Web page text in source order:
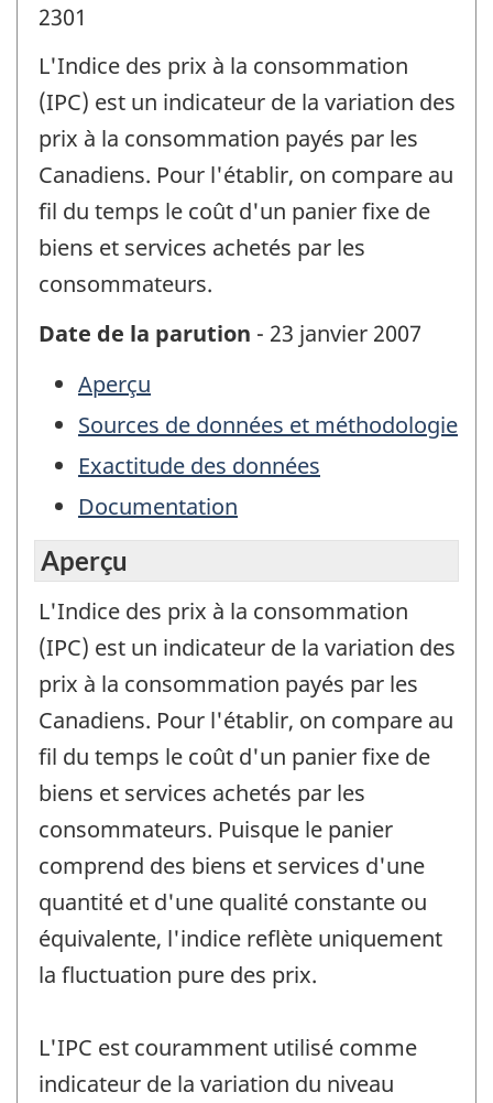
2301
L'Indice des prix à la consommation
(IPC) est un indicateur de la variation des
prix à la consommation payés par les
Canadiens. Pour l'établir, on compare au
fil du temps le coût d'un panier fixe de
biens et services achetés par les
consommateurs.
Date de la parution - 23 janvier 2007
Aperçu
Sources de données et méthodologie
Exactitude des données
Documentation
Aperçu
L'Indice des prix à la consommation
(IPC) est un indicateur de la variation des
prix à la consommation payés par les
Canadiens. Pour l'établir, on compare au
fil du temps le coût d'un panier fixe de
biens et services achetés par les
consommateurs. Puisque le panier
comprend des biens et services d'une
quantité et d'une qualité constante ou
équivalente, l'indice reflète uniquement
la fluctuation pure des prix.
L'IPC est couramment utilisé comme
indicateur de la variation du niveau